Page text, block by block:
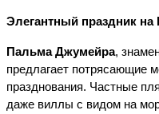
Элегантный праздник
Пальма Джумейра,
предлагает потрясающие
празднования. Частные
даже виллы с видом на